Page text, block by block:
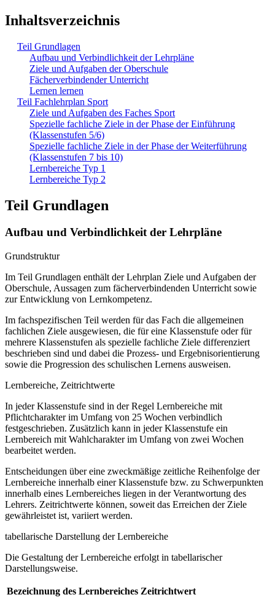
Inhaltsverzeichnis
Teil Grundlagen
Aufbau und Verbindlichkeit der Lehrpläne
Ziele und Aufgaben der Oberschule
Fächerverbindender Unterricht
Lernen lernen
Teil Fachlehrplan Sport
Ziele und Aufgaben des Faches Sport
Spezielle fachliche Ziele in der Phase der Einführung
(Klassenstufen 5/6)
Spezielle fachliche Ziele in der Phase der Weiterführung
(Klassenstufen 7 bis 10)
Lernbereiche Typ 1
Lernbereiche Typ 2
Teil Grundlagen
Aufbau und Verbindlichkeit der Lehrpläne
Grundstruktur
Im Teil Grundlagen enthält der Lehrplan Ziele und Aufgaben der
Oberschule, Aussagen zum fächerverbindenden Unterricht sowie
zur Entwicklung von Lernkompetenz.
Im fachspezifischen Teil werden für das Fach die allgemeinen
fachlichen Ziele ausgewiesen, die für eine Klassenstufe oder für
mehrere Klassenstufen als spezielle fachliche Ziele differenziert
beschrieben sind und dabei die Prozess- und Ergebnisorientierung
sowie die Progression des schulischen Lernens ausweisen.
Lernbereiche, Zeitrichtwerte
In jeder Klassenstufe sind in der Regel Lernbereiche mit
Pflichtcharakter im Umfang von 25 Wochen verbindlich
festgeschrieben. Zusätzlich kann in jeder Klassenstufe ein
Lernbereich mit Wahlcharakter im Umfang von zwei Wochen
bearbeitet werden.
Entscheidungen über eine zweckmäßige zeitliche Reihenfolge der
Lernbereiche innerhalb einer Klassenstufe bzw. zu Schwerpunkten
innerhalb eines Lernbereiches liegen in der Verantwortung des
Lehrers. Zeitrichtwerte können, soweit das Erreichen der Ziele
gewährleistet ist, variiert werden.
tabellarische Darstellung der Lernbereiche
Die Gestaltung der Lernbereiche erfolgt in tabellarischer
Darstellungsweise.
Bezeichnung des Lernbereiches Zeitrichtwert